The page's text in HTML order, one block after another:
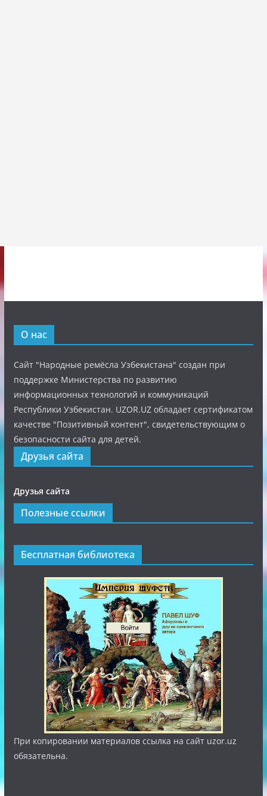
О нас
Сайт "Народные ремёсла Узбекистана" создан при
поддержке Министерства по развитию
информационных технологий и коммуникаций
Республики Узбекистан. UZOR.UZ обладает сертификатом
качестве "Позитивный контент", свидетельствующим о
безопасности сайта для детей.
Друзья сайта
Друзья сайта
Полезные ссылки
Бесплатная библиотека
При копировании материалов ссылка на сайт uzor.uz
обязательна.